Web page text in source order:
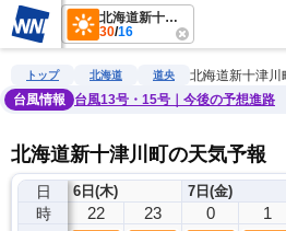
北海道新十津川町
30/16
雨雲レーダー 台風情報 地震情報
トップ 北海道 道央
北海道新十津川
台風情報
台風13号・15号｜今後の予想進路
北海道新十津川町の天気予報
日
時
6日(木)
21 22 23
7日(金)
0 1